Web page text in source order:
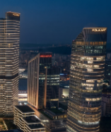
Özel, Ekrem